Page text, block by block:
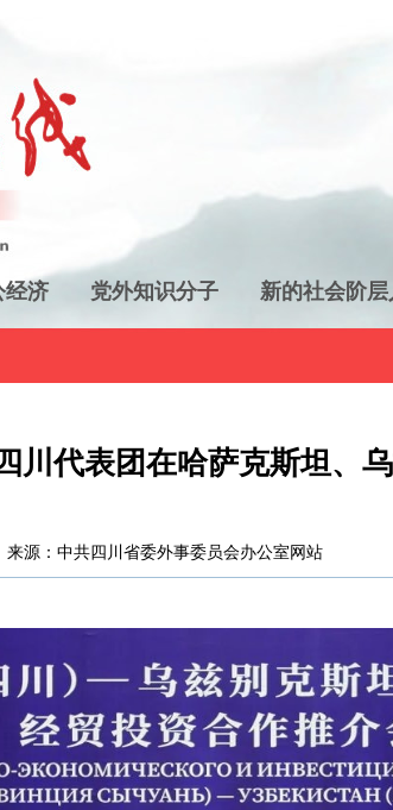
经济 党外知识分子 新的社会阶
川代表团在哈萨克斯坦、
来源： 中共四川省委外事委员会办公室网站